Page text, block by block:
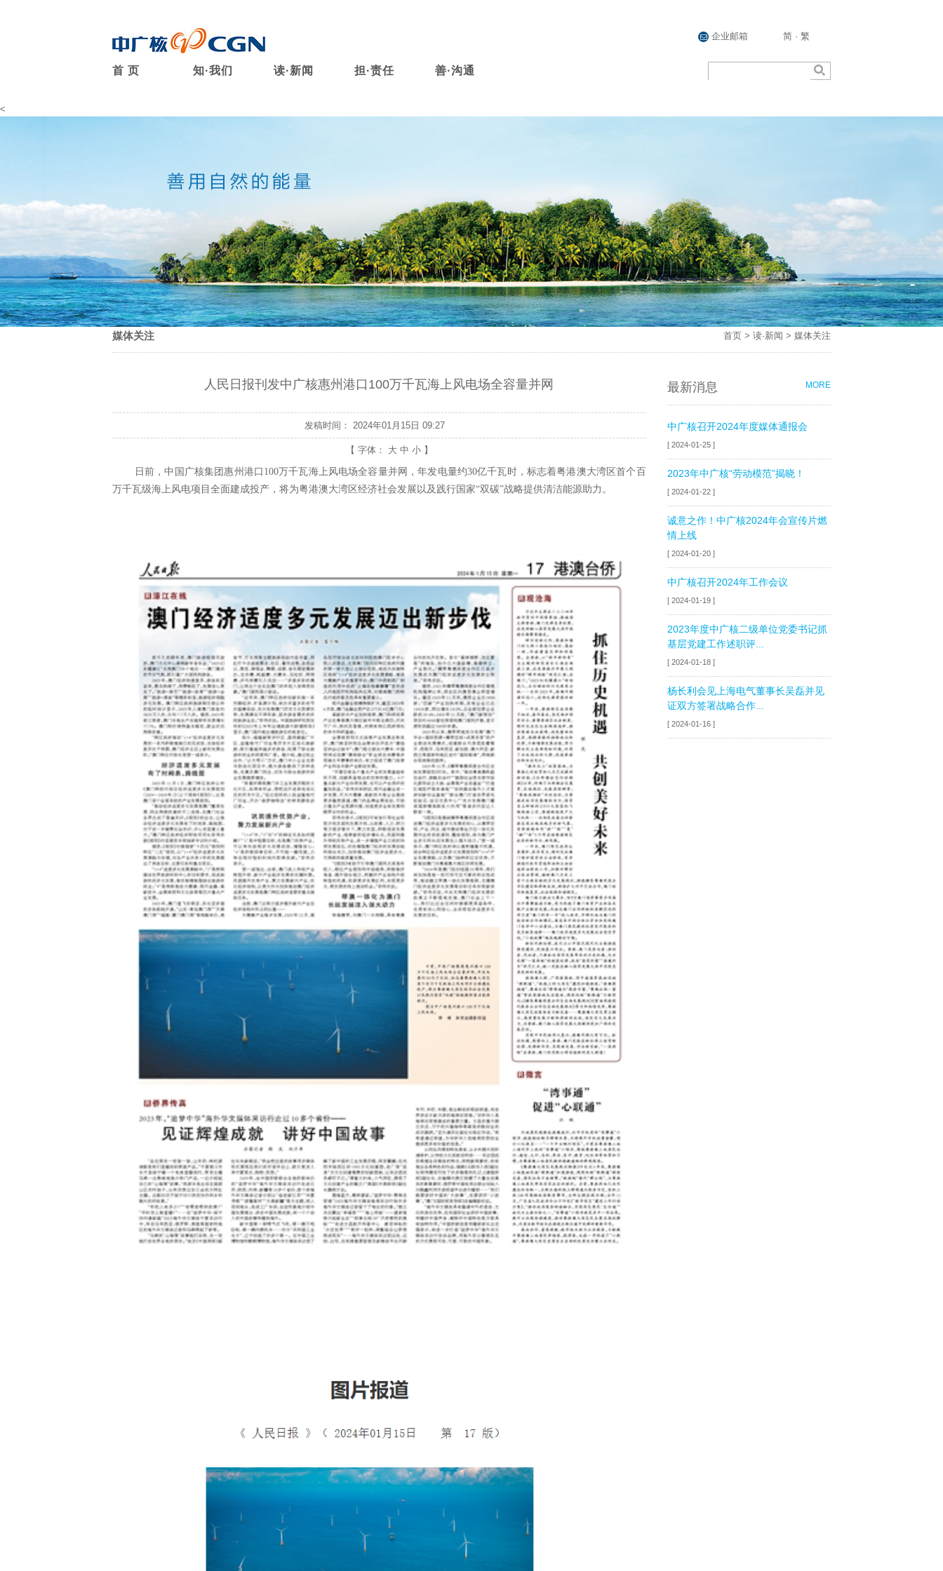
简 · 繁
企业邮箱
首 页 知·我们 读·新闻 担·责任 善·沟通
<
首页 > 读·新闻 > 媒体关注
媒体关注
人民日报刊发中广核惠州港口100万千瓦海上风电场全容量并网
发稿时间：2024年01月15日 09:27
【 字体： 大 中 小 】
日前，中国广核集团惠州港口 100万千瓦海上风电场全容量并网，年发电量约30亿千瓦时，标志着粤港澳大湾区首个百
万千瓦级海上风电项目全面建成投产，将为粤港澳大湾区经济社会发展以及践行国家“双碳”战略提供清洁能源助力。
MORE
最新消息
中广核召开2024年度媒体通报会
[ 2024-01-25 ]
2023年中广核“劳动模范”揭晓！
[ 2024-01-22 ]
诚意之作！中广核2024年会宣传片燃
情上线
[ 2024-01-20 ]
中广核召开2024年工作会议
[ 2024-01-19 ]
2023年度中广核二级单位党委书记抓
基层党建工作述职评...
[ 2024-01-18 ]
杨长利会见上海电气董事长吴磊并见
证双方签署战略合作...
[ 2024-01-16 ]